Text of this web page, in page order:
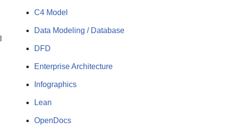
C4 Model
Data Modeling / Database
DFD
Enterprise Architecture
Infographics
Lean
OpenDocs